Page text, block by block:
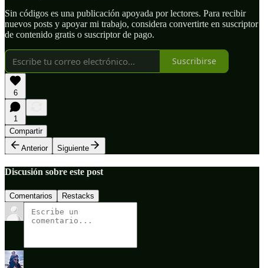
Sin códigos es una publicación apoyada por lectores. Para recibir
nuevos posts y apoyar mi trabajo, considera convertirte en suscriptor
de contenido gratis o suscriptor de pago.
Suscribirse
6
1
Compartir
Anterior
Siguiente
Discusión sobre este post
Comentarios Restacks